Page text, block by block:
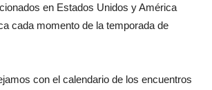
en Estados Unidos y América
cada momento de la temporada de
con el calendario de los encuentros